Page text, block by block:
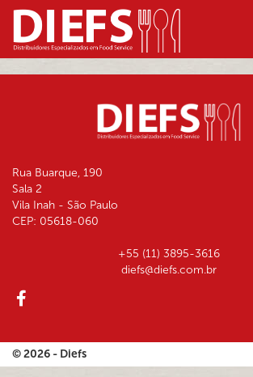
Rua Buarque, 190
Sala 2
Vila Inah - São Paulo
CEP: 05618-060
+55 (11) 3895-3616
diefs@diefs.com.br
© 2026 - Diefs